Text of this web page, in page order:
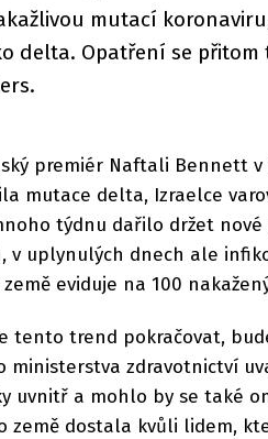
mutací
delta. Opatření se přitom
premiér Naftali Bennett
mutace delta, Izraelce
týdnu dařilo držet
v uplynulých dnech ale
eviduje na 100
tento trend pokračovat,
ministerstva zdravotnictví
uvnitř a mohlo by se také
země dostala kvůli lidem,